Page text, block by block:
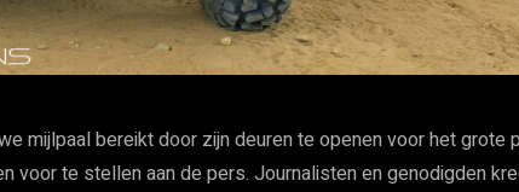
mijlpaal bereikt door zijn deuren te openen voor het grote
voor te stellen aan de pers. Journalisten en genodigden